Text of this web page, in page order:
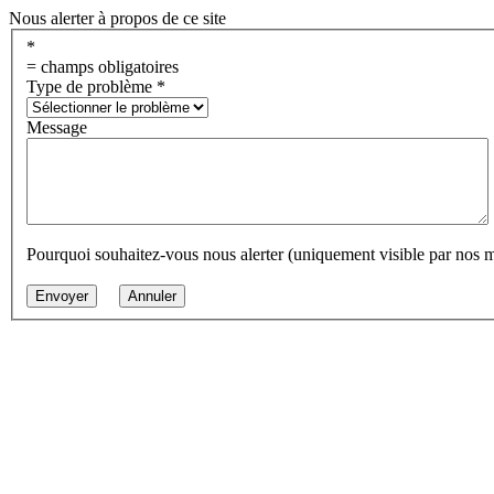
Nous alerter à propos de ce site
*
= champs obligatoires
Type de problème *
Message
Pourquoi souhaitez-vous nous alerter (uniquement visible par nos